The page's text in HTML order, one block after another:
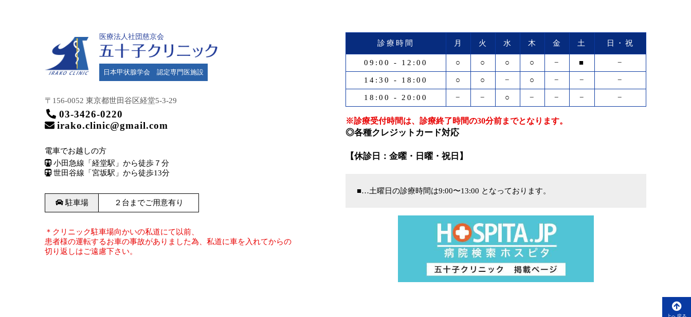
医療法人社団慈京会
日本甲状腺学会 認定専門医施設
〒156-0052 東京都世田谷区経堂5-3-29
03-3426-0220
irako.clinic@gmail.com
電車でお越しの方
小田急線「経堂駅」から徒歩７分
世田谷線「宮坂駅」から徒歩13分
駐車場 ２台までご用意有り
＊クリニック駐車場向かいの私道にて以前、
患者様の運転するお車の事故がありました為、私道に車を入れてからの
切り返しはご遠慮下さい。
診療時間 月 火 水 木 金 土 日・祝
09:00 - 12:00 ○ ○ ○ ○ − ■ −
14:30 - 18:00 ○ ○ − ○ − − −
18:00 - 20:00 − − ○ − − − −
※診療受付時間は、診療終了時間の30分前までとなります。
◎各種クレジットカード対応
【休診日：金曜・日曜・祝日】
■…土曜日の診療時間は9:00〜13:00 となっております。